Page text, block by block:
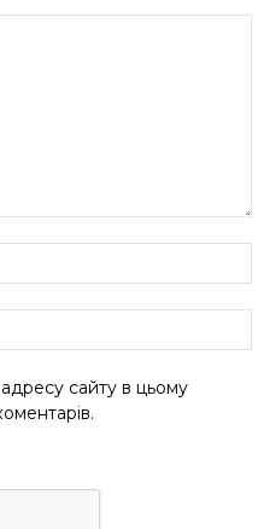
сайту в цьому